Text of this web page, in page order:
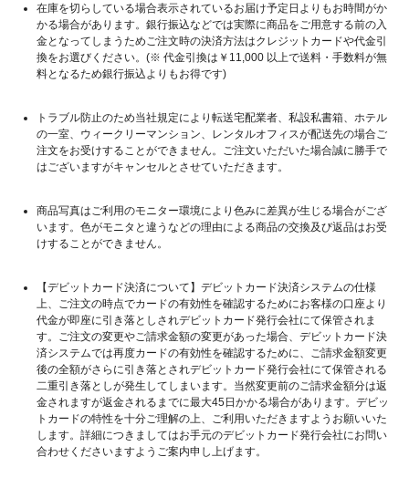
在庫を切らしている場合表示されているお届け予定日よりもお時間がか
かる場合があります。銀行振込などでは実際に商品をご用意する前の入
金となってしまうためご注文時の決済方法はクレジットカードや代金引
換をお選びください。(※ 代金引換は￥11,000 以上で送料・手数料が無
料となるため銀行振込よりもお得です)
トラブル防止のため当社規定により転送宅配業者、私設私書箱、ホテル
の一室、ウィークリーマンション、レンタルオフィスが配送先の場合ご
注文をお受けすることができません。ご注文いただいた場合誠に勝手で
はございますがキャンセルとさせていただきます。
商品写真はご利用のモニター環境により色みに差異が生じる場合がござ
います。色がモニタと違うなどの理由による商品の交換及び返品はお受
けすることができません。
【デビットカード決済について】デビットカード決済システムの仕様
上、ご注文の時点でカードの有効性を確認するためにお客様の口座より
代金が即座に引き落としされデビットカード発行会社にて保管されま
す。ご注文の変更やご請求金額の変更があった場合、デビットカード決
済システムでは再度カードの有効性を確認するために、ご請求金額変更
後の全額がさらに引き落とされデビットカード発行会社にて保管される
二重引き落としが発生してしまいます。当然変更前のご請求金額分は返
金されますが返金されるまでに最大45日かかる場合があります。デビッ
トカードの特性を十分ご理解の上、ご利用いただきますようお願いいた
します。詳細につきましてはお手元のデビットカード発行会社にお問い
合わせくださいますようご案内申し上げます。